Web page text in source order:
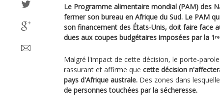
Le Programme alimentaire mondial (PAM) des
fermer son bureau en Afrique du Sud. Le PAM
son financement des États-Unis, doit faire face
dues aux coupes budgétaires imposées par la
Malgré l'impact de cette décision, le porte-
rassurant et affirme que cette décision
pays d'Afrique australe. Des zones dans
de personnes touchées par la sécheresse.